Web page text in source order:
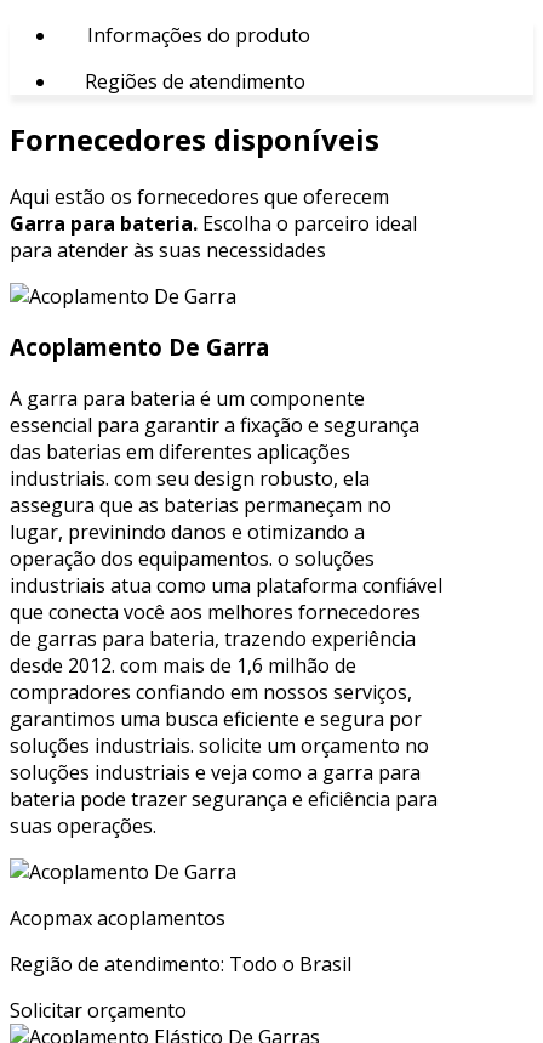
Informações do produto
Regiões de atendimento
Fornecedores disponíveis
Aqui estão os fornecedores que oferecem
Garra para bateria. Escolha o parceiro ideal
para atender às suas necessidades
Acoplamento De Garra
A garra para bateria é um componente
essencial para garantir a fixação e segurança
das baterias em diferentes aplicações
industriais. com seu design robusto, ela
assegura que as baterias permaneçam no
lugar, previnindo danos e otimizando a
operação dos equipamentos. o soluções
industriais atua como uma plataforma confiável
que conecta você aos melhores fornecedores
de garras para bateria, trazendo experiência
desde 2012. com mais de 1,6 milhão de
compradores confiando em nossos serviços,
garantimos uma busca eficiente e segura por
soluções industriais. solicite um orçamento no
soluções industriais e veja como a garra para
bateria pode trazer segurança e eficiência para
suas operações.
Acopmax acoplamentos
Região de atendimento: Todo o Brasil
Solicitar orçamento